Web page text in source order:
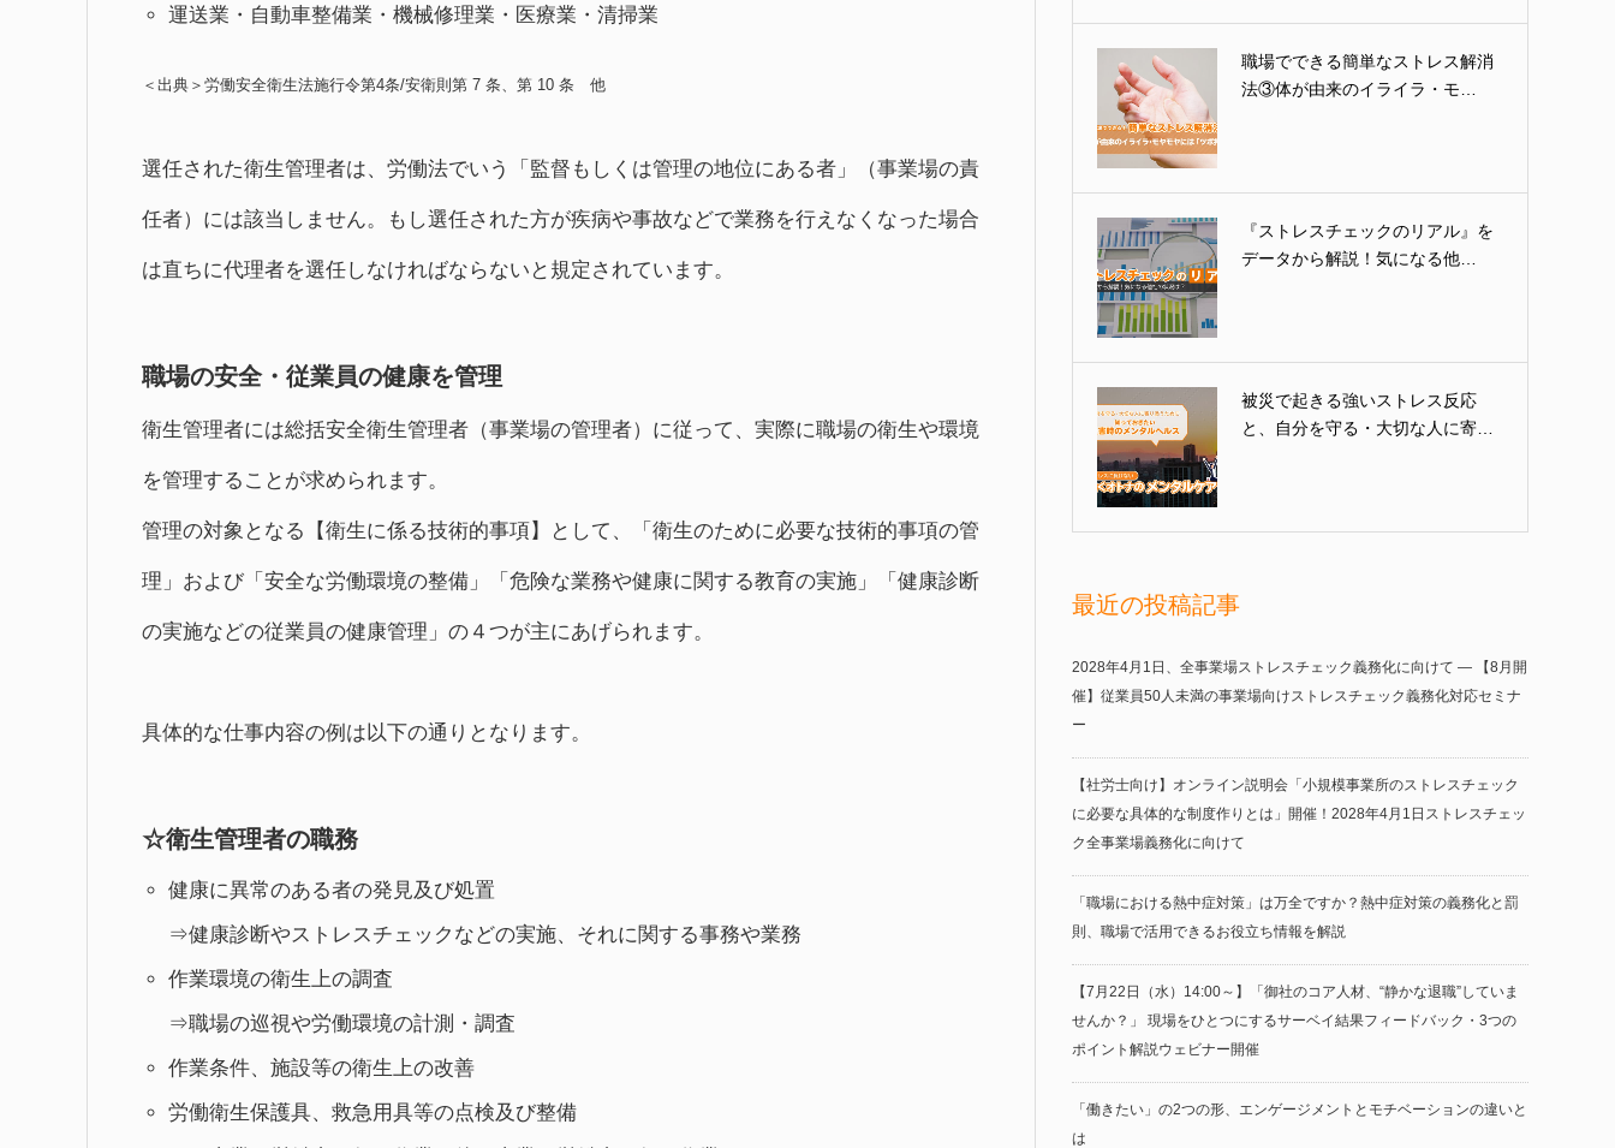
運送業・自動車整備業・機械修理業・医療業・清掃業
＜出典＞労働安全衛生法施行令第4条/安衛則第 7 条、第 10 条 他
選任された衛生管理者は、労働法でいう「監督もしくは管理の地位にある者」（事業場の責
任者）には該当しません。もし選任された方が疾病や事故などで業務を行えなくなった場合
は直ちに代理者を選任しなければならないと規定されています。
職場の安全・従業員の健康を管理
衛生管理者には総括安全衛生管理者（事業場の管理者）に従って、実際に職場の衛生や環境
を管理することが求められます。
管理の対象となる【衛生に係る技術的事項】として、「衛生のために必要な技術的事項の管
理」および「安全な労働環境の整備」「危険な業務や健康に関する教育の実施」「健康診断
の実施などの従業員の健康管理」の４つが主にあげられます。
具体的な仕事内容の例は以下の通りとなります。
☆衛生管理者の職務
健康に異常のある者の発見及び処置
⇒健康診断やストレスチェックなどの実施、それに関する事務や業務
作業環境の衛生上の調査
⇒職場の巡視や労働環境の計測・調査
作業条件、施設等の衛生上の改善
労働衛生保護具、救急用具等の点検及び整備
職場でできる簡単なストレス解消
法③体が由来のイライラ・モ…
『ストレスチェックのリアル』を
データから解説！気になる他…
被災で起きる強いストレス反応
と、自分を守る・大切な人に寄…
最近の投稿記事
2028年4月1日、全事業場ストレスチェック義務化に向けて ― 【8月開
催】従業員50人未満の事業場向けストレスチェック義務化対応セミナ
ー
【社労士向け】オンライン説明会「小規模事業所のストレスチェック
に必要な具体的な制度作りとは」開催！2028年4月1日ストレスチェッ
ク全事業場義務化に向けて
「職場における熱中症対策」は万全ですか？熱中症対策の義務化と罰
則、職場で活用できるお役立ち情報を解説
【7月22日（水）14:00～】「御社のコア人材、“静かな退職”していま
せんか？」 現場をひとつにするサーベイ結果フィードバック・3つの
ポイント解説ウェビナー開催
「働きたい」の2つの形、エンゲージメントとモチベーションの違いと
は